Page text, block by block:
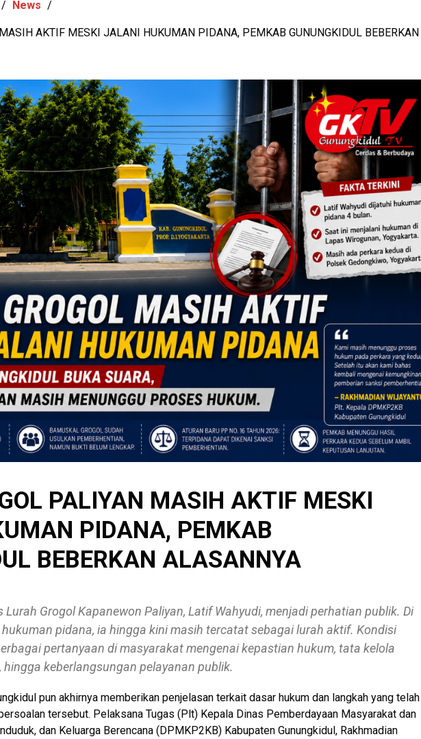
/ News /
AKTIF MESKI JALANI HUKUMAN PIDANA, PEMKAB GUNUNGKIDUL BEBERKAN
PALIYAN MASIH AKTIF MESKI
PIDANA, PEMKAB
BEBERKAN ALASANNYA
Grogol Kapanewon Paliyan, Latif Wahyudi, menjadi perhatian publik. Di
pidana, ia hingga kini masih tercatat sebagai lurah aktif. Kondisi
pertanyaan di masyarakat mengenai kepastian hukum, tata kelola
keberlangsungan pelayanan publik.
pun akhirnya memberikan penjelasan terkait dasar hukum dan langkah yang telah
tersebut. Pelaksana Tugas (Plt) Kepala Dinas Pemberdayaan Masyarakat dan
dan Keluarga Berencana (DPMKP2KB) Kabupaten Gunungkidul, Rakhmadian